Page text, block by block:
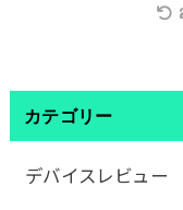
カテゴリー
デバイスレビュー